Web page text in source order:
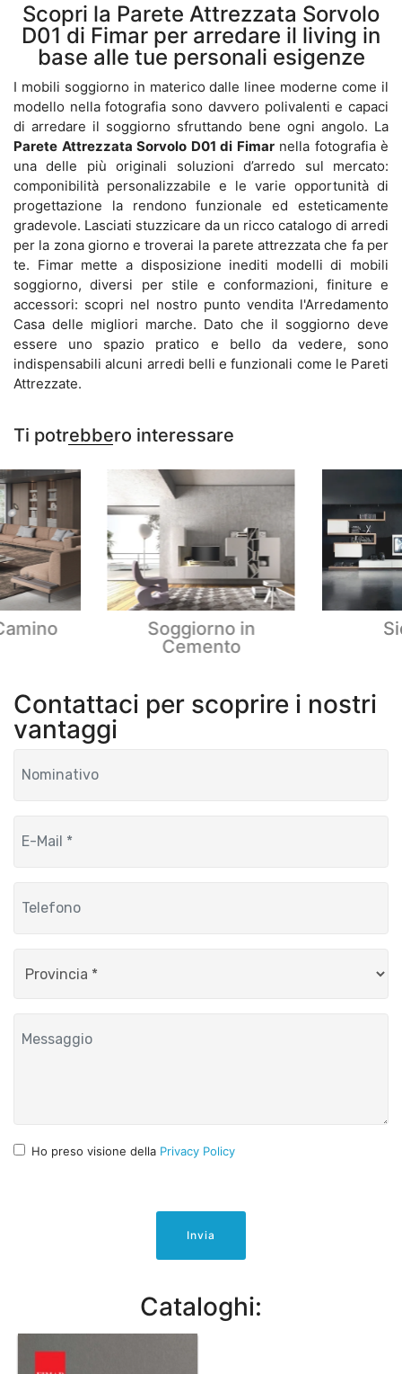
Scopri la Parete Attrezzata Sorvolo
D01 di Fimar per arredare il living in
base alle tue personali esigenze
I mobili soggiorno in materico dalle linee moderne come il
modello nella fotografia sono davvero polivalenti e capaci
di arredare il soggiorno sfruttando bene ogni angolo. La
Parete Attrezzata Sorvolo D01 di Fimarnella fotografia è
una delle più originali soluzioni d’arredo sul mercato:
componibilità personalizzabile e le varie opportunità di
progettazione la rendono funzionale ed esteticamente
gradevole. Lasciati stuzzicare da un ricco catalogo di arredi
per la zona giorno e troverai la parete attrezzata che fa per
te. Fimar mette a disposizione inediti modelli di mobili
soggiorno, diversi per stile e conformazioni, finiture e
accessori: scopri nel nostro punto vendita l'Arredamento
Casa delle migliori marche. Dato che il soggiorno deve
essere uno spazio pratico e bello da vedere, sono
indispensabili alcuni arredi belli e funzionali come le Pareti
Attrezzate.
Ti potrebbero interessare
Soggiorno in
Cemento
Contattaci per scoprire i nostri
vantaggi
Ho preso visione della Privacy Policy
Invia
Cataloghi: